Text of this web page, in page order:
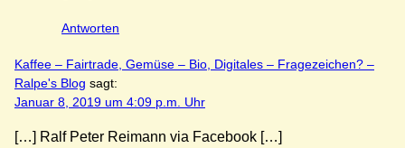
Antworten
Kaffee – Fairtrade, Gemüse – Bio, Digitales – Fragezeichen? –
Ralpe's Blog sagt:
Januar 8, 2019 um 4:09 p.m. Uhr
[…] Ralf Peter Reimann via Facebook […]